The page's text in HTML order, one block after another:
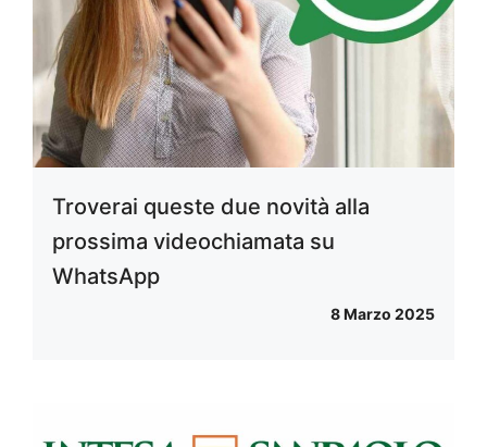
Troverai queste due novità alla
prossima videochiamata su
WhatsApp
8 Marzo 2025